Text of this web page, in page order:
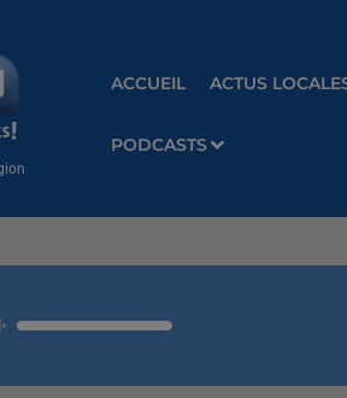
ACCUEIL ACTUS
PODCASTS